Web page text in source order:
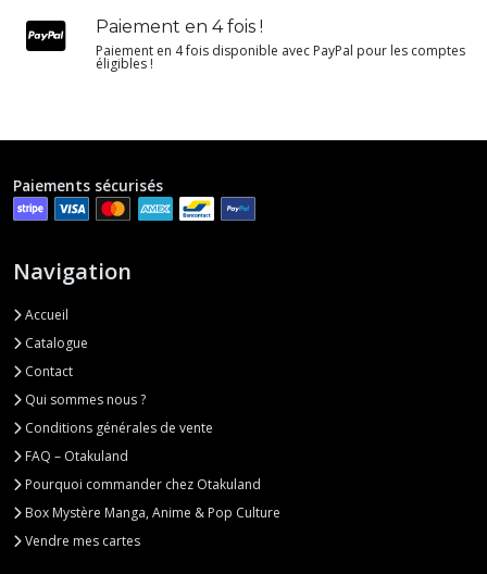
Paiement en 4 fois !
Paiement en 4 fois disponible avec PayPal pour les comptes
éligibles !
Paiements sécurisés
Navigation
Accueil
Catalogue
Contact
Qui sommes nous ?
Conditions générales de vente
FAQ – Otakuland
Pourquoi commander chez Otakuland
Box Mystère Manga, Anime & Pop Culture
Vendre mes cartes